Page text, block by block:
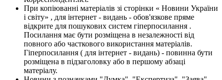
При копіюванні матеріалів зі сторінки « Новини України
і світу» , для інтернет - видань - обов'язкове пряме
відкрите для пошукових систем гіперпосилання .
Посилання має бути розміщена в незалежності від
повного або часткового використання матеріалів.
Гіперпосилання ( для інтернет - видань) - повинна бути
розміщена в підзаголовку або в першому абзаці
матеріалу.